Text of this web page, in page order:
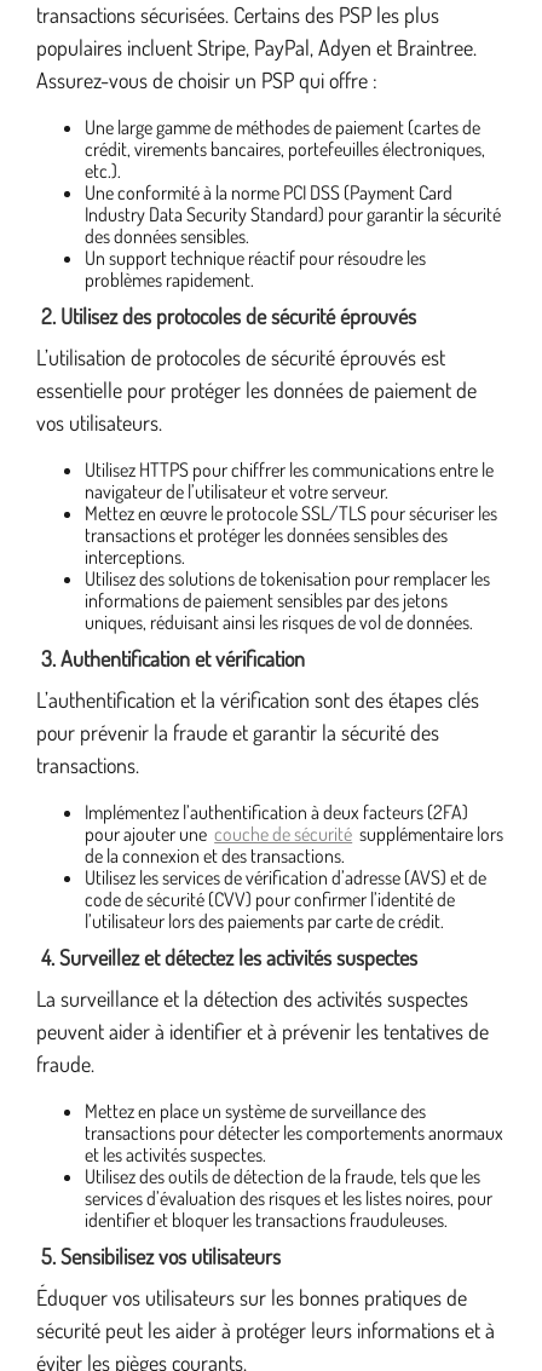
transactions sécurisées. Certains des PSP les plus
populaires incluent Stripe, PayPal, Adyen et Braintree.
Assurez-vous de choisir un PSP qui offre :
Une large gamme de méthodes de paiement (cartes de
crédit, virements bancaires, portefeuilles électroniques,
etc.).
Une conformité à la norme PCI DSS (Payment Card
Industry Data Security Standard) pour garantir la sécurité
des données sensibles.
Un support technique réactif pour résoudre les
problèmes rapidement.
2. Utilisez des protocoles de sécurité éprouvés
L’utilisation de protocoles de sécurité éprouvés est
essentielle pour protéger les données de paiement de
vos utilisateurs.
Utilisez HTTPS pour chiffrer les communications entre le
navigateur de l’utilisateur et votre serveur.
Mettez en œuvre le protocole SSL/TLS pour sécuriser les
transactions et protéger les données sensibles des
interceptions.
Utilisez des solutions de tokenisation pour remplacer les
informations de paiement sensibles par des jetons
uniques, réduisant ainsi les risques de vol de données.
3. Authentification et vérification
L’authentification et la vérification sont des étapes clés
pour prévenir la fraude et garantir la sécurité des
transactions.
Implémentez l’authentification à deux facteurs (2FA)
pour ajouter une couche de sécurité supplémentaire lors
de la connexion et des transactions.
Utilisez les services de vérification d’adresse (AVS) et de
code de sécurité (CVV) pour confirmer l’identité de
l’utilisateur lors des paiements par carte de crédit.
4. Surveillez et détectez les activités suspectes
La surveillance et la détection des activités suspectes
peuvent aider à identifier et à prévenir les tentatives de
fraude.
Mettez en place un système de surveillance des
transactions pour détecter les comportements anormaux
et les activités suspectes.
Utilisez des outils de détection de la fraude, tels que les
services d’évaluation des risques et les listes noires, pour
identifier et bloquer les transactions frauduleuses.
5. Sensibilisez vos utilisateurs
Éduquer vos utilisateurs sur les bonnes pratiques de
sécurité peut les aider à protéger leurs informations et à
éviter les pièges courants.